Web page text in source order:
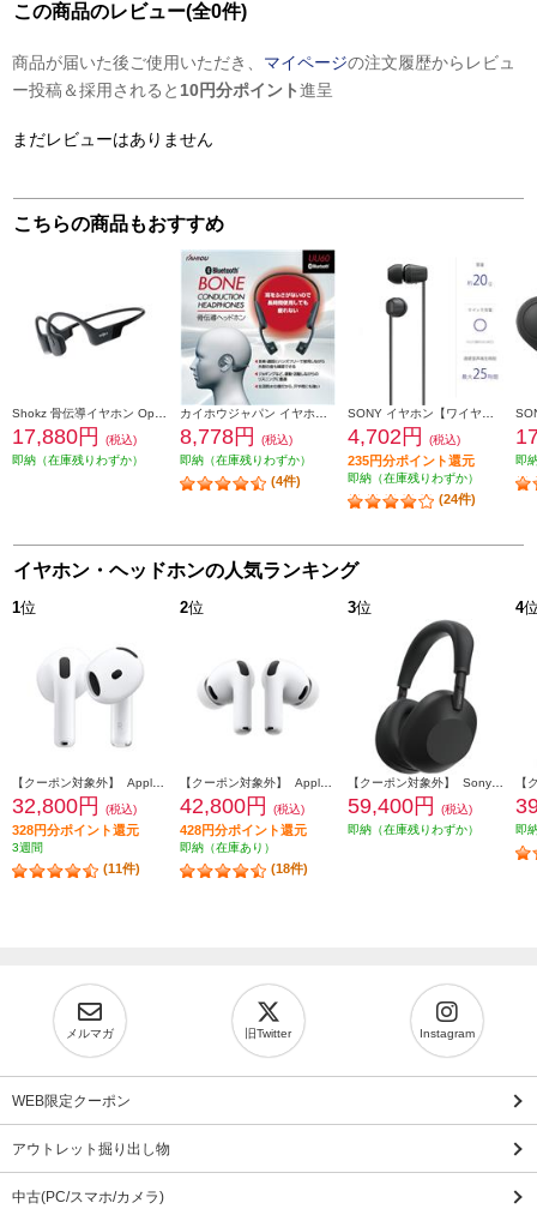
この商品のレビュー(全0件)
商品が届いた後ご使用いただき、 マイページの注文履歴からレビュ
ー投稿＆採用されると 10円分ポイント進呈
まだレビューはありません
こちらの商品もおすすめ
17,880円
(税込)
即納（在庫残りわずか）
8,778円
(税込)
即納（在庫残りわずか）
(4件)
4,702円 (税込)
235円分ポイント還元
即納（在庫残りわずか）
(24件)
即
イヤホン・ヘッドホンの人気ランキング
1位
32,800円 (税込)
328円分ポイント還元
3週間
(11件)
2位
42,800円 (税込)
428円分ポイント還元
即納（在庫あり）
(18件)
3位
59,400円
(税込)
即納（在庫残りわずか）
4
即
メルマガ 旧Twitter Instagram
WEB限定クーポン
アウトレット掘り出し物
中古(PC/スマホ/カメラ)